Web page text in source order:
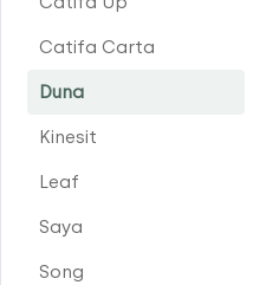
Catifa Carta
Duna
Kinesit
Leaf
Saya
Song